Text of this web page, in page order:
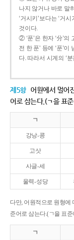
나지 않거나 바로 말
‘거시키’보다는 ‘거
것이다.
② ‘푼’은 한자 ‘分’의
전 한 푼’ 등에 ‘푼’
다. 따라서 시계의 ‘
제5항 어원에서 멀어
어로 삼는다.(ㄱ을 표
ㄱ
강낭-콩
고삿
사글-세
울력-성당
다만, 어원적으로 원형에
준어로 삼는다.(ㄱ을 표
ㄱ